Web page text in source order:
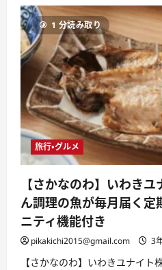
式
会
社
Ｗ
ａ
ｔ
ｅ
ｒ
＿
Ｓ
ｅ
ｒ
ｖ
ｅ
ｒ・
自
宅
作
る
炭
酸
水
に
つ
い
て
さ
1 分読み取り
旅行・グルメ
【さかなのわ】いわきユ
ん調理の魚が毎月届く定
ニティ機能付き
pikakichi2015@gmail.com 3
【さかなのわ】いわきユナイト